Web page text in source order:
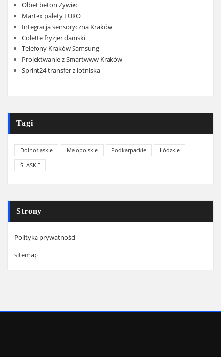
Olbet beton Żywiec
Martex palety EURO
Integracja sensoryczna Kraków
Colette fryzjer damski
Telefony Kraków Samsung
Projektwanie z Smartwww Kraków
Sprint24 transfer z lotniska
Tagi
Dolnośląskie Małopolskie Podkarpackie
Łódzkie
ŚLĄSKIE
Strony
Polityka prywatności
sitemap